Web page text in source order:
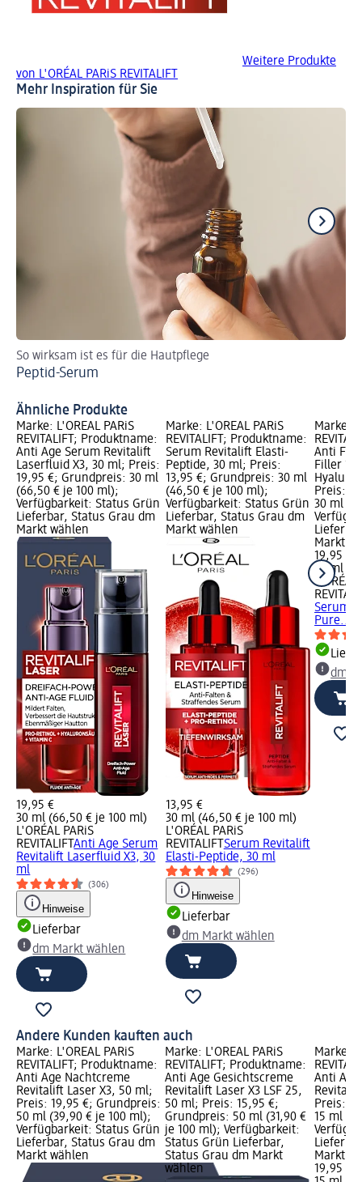
Weitere Produkte
von L'ORÉAL PARiS REVITALIFT
Mehr Inspiration für Sie
So wirksam ist es für die Hautpflege
Peptid-Serum
Ähnliche Produkte
Marke: L'ORÉAL PARiS
REVITALIFT; Produktname:
Anti Age Serum Revitalift
Laserfluid X3, 30 ml; Preis:
19,95 €; Grundpreis: 30 ml
(66,50 € je 100 ml);
Verfügbarkeit: Status Grün
Lieferbar, Status Grau dm
Markt wählen
19,95 €
30 ml (66,50 € je 100 ml)
L'ORÉAL PARiS
REVITALIFTAnti Age Serum
Revitalift Laserfluid X3, 30
ml
(306)
Hinweise
Lieferbar
dm Markt wählen
Marke: L'ORÉAL PARiS
REVITALIFT; Produktname:
Serum Revitalift Elasti-
Peptide, 30 ml; Preis:
13,95 €; Grundpreis: 30 ml
(46,50 € je 100 ml);
Verfügbarkeit: Status Grün
Lieferbar, Status Grau dm
Markt wählen
13,95 €
30 ml (46,50 € je 100 ml)
L'ORÉAL PARiS
REVITALIFT Serum Revitalift
Elasti-Peptide, 30 ml
(296)
Hinweise
Lieferbar
dm Markt wählen
Marke:
Anti
Filler
Preis:
30 ml
Markt
19,95 €
30 ml
L'ORÉAL
Serum
Pure...,
dm
Andere Kunden kauften auch
Marke: L'ORÉAL PARiS
REVITALIFT; Produktname:
Anti Age Nachtcreme
Revitalift Laser X3, 50 ml;
Preis: 19,95 €; Grundpreis:
50 ml (39,90 € je 100 ml);
Verfügbarkeit: Status Grün
Lieferbar, Status Grau dm
Markt wählen
Marke: L'ORÉAL PARiS
REVITALIFT; Produktname:
Anti Age Gesichtscreme
Revitalift Laser X3 LSF 25,
50 ml; Preis: 15,95 €;
Grundpreis: 50 ml (31,90 €
je 100 ml); Verfügbarkeit:
Status Grün Lieferbar,
Status Grau dm Markt
wählen
Marke:
Anti
Preis:
15 ml
Markt
19,95 €